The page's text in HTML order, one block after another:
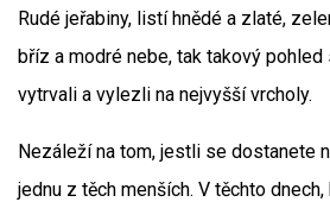
Rudé jeřabiny, listí hnědé a zlaté,
bříz a modré nebe, tak takový
vytrvali a vylezli na nejvyšší vrcholy.
Nezáleží na tom, jestli se dostanete
jednu z těch menších. V těchto